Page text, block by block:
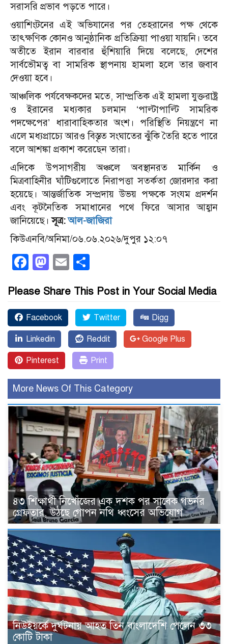
সরাসরি প্রভাব পড়তে পারে।
ওয়াশিংটনের এই অভিযানের পর তেহরানের পক্ষ থেকে
তাৎক্ষণিক কোনও আনুষ্ঠানিক প্রতিক্রিয়া পাওয়া যায়নি। তবে
অতীতে ইরান বারবার হুঁশিয়ারি দিয়ে বলেছে, দেশের
সার্বভৌমত্ব বা সামরিক স্থাপনায় হামলা হলে তার জবাব
দেওয়া হবে।
আঞ্চলিক পর্যবেক্ষকদের মতে, সাম্প্রতিক এই হামলা যুক্তরাষ্ট্র
ও ইরানের মধ্যকার চলমান ‘পাল্টাপাল্টি সামরিক
পদক্ষেপের’ ধারাবাহিকতার অংশ। পরিস্থিতি নিয়ন্ত্রণে না
এলে মধ্যপ্রাচ্যে আরও বিস্তৃত সংঘাতের ঝুঁকি তৈরি হতে পারে
বলে আশঙ্কা প্রকাশ করেছেন তারা।
এদিকে উপসাগরীয় অঞ্চলে অবস্থানরত মার্কিন ও
মিত্রবাহিনীর ঘাঁটিগুলোতে নিরাপত্তা সতর্কতা জোরদার করা
হয়েছে। আন্তর্জাতিক সম্প্রদায় উভয় পক্ষকে সংযম প্রদর্শন
এবং কূটনৈতিক সমাধানের পথে ফিরে আসার আহ্বান
জানিয়েছে। সূত্র:আল-জাজিরা
কিউএনবি/অনিমা/০৬.০৬.২০২৬/দুপুর ১২:০৭
Facebook
Mastodon
Email
Please Share This Post in Your Social Media
Facebook Twitter Digg
Linkedin Reddit Google Plus
Pinterest Print
More News Of This Category
৪৩ শিক্ষার্থী নিখোঁজের এক দশক পর সাবেক গভর্নর
গ্রেফতার, উঠছে গোপন নথি ধ্বংসের অভিযোগ
নিউইয়র্কে দুর্ঘটনায় আহত তিন বাংলাদেশি পেলেন ৩৩
কোটি টাকা